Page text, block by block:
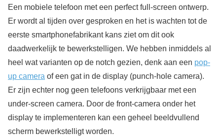
Een mobiele telefoon met een perfect full-screen ontwerp.
Er wordt al tijden over gesproken en het is wachten tot de
eerste smartphonefabrikant kans ziet om dit ook
daadwerkelijk te bewerkstelligen. We hebben inmiddels al
heel wat varianten op de notch gezien, denk aan een pop-
up camera of een gat in de display (punch-hole camera).
Er zijn echter nog geen telefoons verkrijgbaar met een
under-screen camera. Door de front-camera onder het
display te implementeren kan een geheel beeldvullend
scherm bewerkstelligt worden.